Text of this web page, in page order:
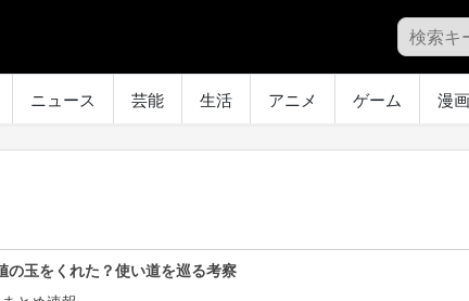
ニュース 芸能 生活 アニメ ゲーム 漫画
の玉をくれた？使い道を巡る考察